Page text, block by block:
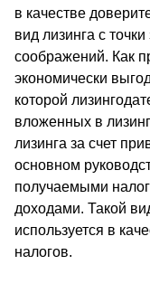
в качестве
вид лизинга с
соображений. Как
экономически
которой
вложенных в
лизинга за счет
основном
получаемыми
доходами. Такой
используется в
налогов.